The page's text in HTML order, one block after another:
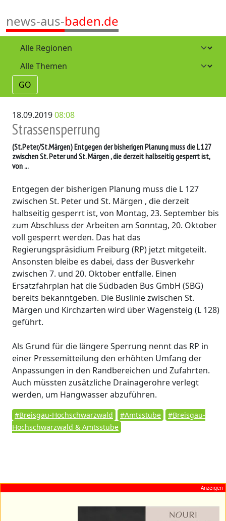
news-aus-baden.de
GO
18.09.201908:08
Strassensperrung
(St.Peter/St.Märgen)Entgegen der bisherigen Planung muss die L 127
zwischen St. Peter und St. Märgen , die derzeit halbseitig gesperrt ist,
von ...
Entgegen der bisherigen Planung muss die L 127
zwischen St. Peter und St. Märgen , die derzeit
halbseitig gesperrt ist, von Montag, 23. September bis
zum Abschluss der Arbeiten am Sonntag, 20. Oktober
voll gesperrt werden. Das hat das
Regierungspräsidium Freiburg (RP) jetzt mitgeteilt.
Ansonsten bleibe es dabei, dass der Busverkehr
zwischen 7. und 20. Oktober entfalle. Einen
Ersatzfahrplan hat die Südbaden Bus GmbH (SBG)
bereits bekanntgeben. Die Buslinie zwischen St.
Märgen und Kirchzarten wird über Wagensteig (L 128)
geführt.
Als Grund für die längere Sperrung nennt das RP in
einer Pressemitteilung den erhöhten Umfang der
Anpassungen in den Randbereichen und Zufahrten.
Auch müssten zusätzliche Drainagerohre verlegt
werden, um Hangwasser abzuführen.
#Breisgau-Hochschwarzwald #Amtsstube
#Breisgau-
Hochschwarzwald & Amtsstube
Anzeigen